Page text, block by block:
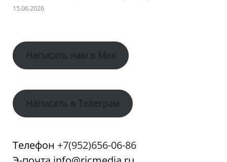
15.06.2026
Написать нам в Max
Написать в Телеграм
Телефон +7(952)656-06-86